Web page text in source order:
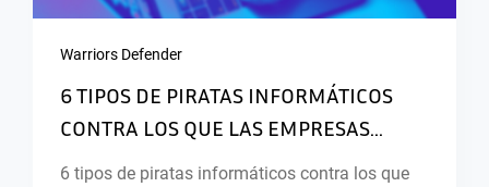
Warriors Defender
6 TIPOS DE PIRATAS INFORMÁTICOS
CONTRA LOS QUE LAS EMPRESAS...
6 tipos de piratas informáticos contra los que